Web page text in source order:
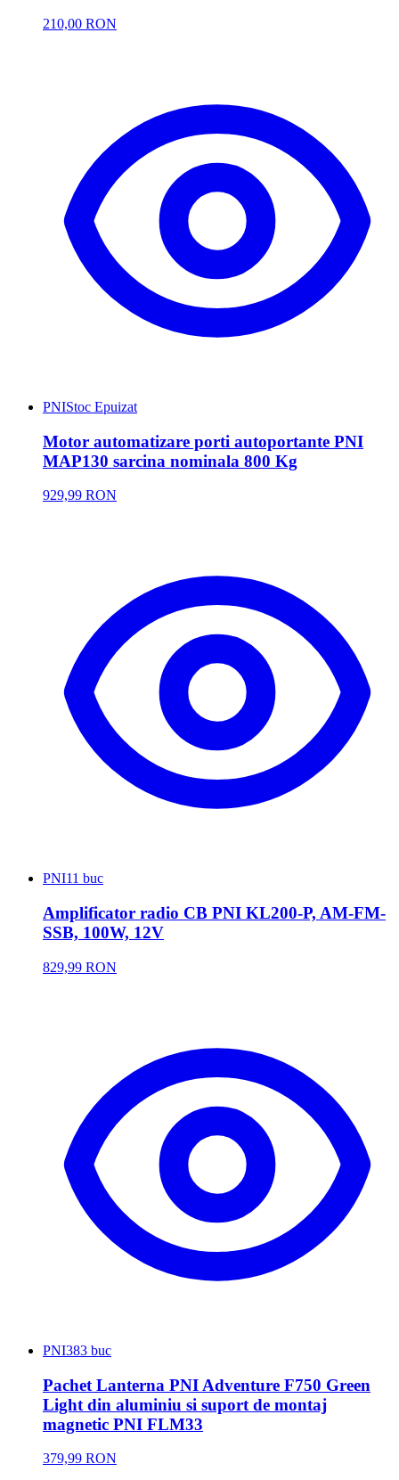
210,00 RON
PNIStoc Epuizat
Motor automatizare porti autoportante PNI
MAP130 sarcina nominala 800 Kg
929,99 RON
PNI11 buc
Amplificator radio CB PNI KL200-P, AM-FM-
SSB, 100W, 12V
829,99 RON
PNI383 buc
Pachet Lanterna PNI Adventure F750 Green
Light din aluminiu si suport de montaj
magnetic PNI FLM33
379,99 RON